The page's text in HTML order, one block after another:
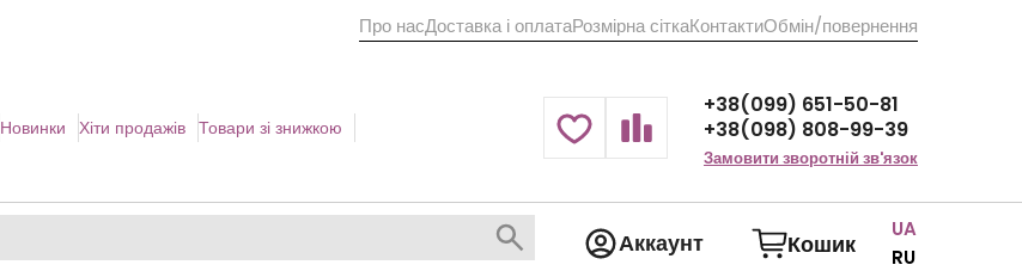
Про насДоставка і оплатаРозмірна сіткаКонтактиОбмін/повернення
Новинки Хіти продажів Товари зі знижкою
+38(099) 651-50-81
+38(098) 808-99-39
Замовити зворотній зв'язок
Аккаунт Кошик
UA
RU